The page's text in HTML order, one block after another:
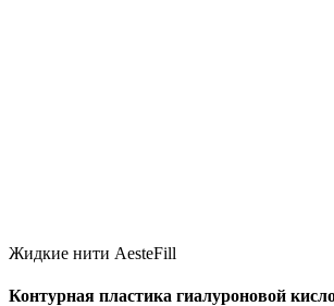
Жидкие нити AesteFill
Контурная пластика гиалуроновой